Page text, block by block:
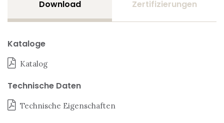
Download Zertifizierungen
Kataloge
Katalog
Technische Daten
Technische Eigenschaften